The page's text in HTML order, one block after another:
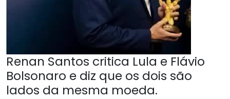
Renan Santos critica Lula e Flávio
Bolsonaro e diz que os dois são
lados da mesma moeda.